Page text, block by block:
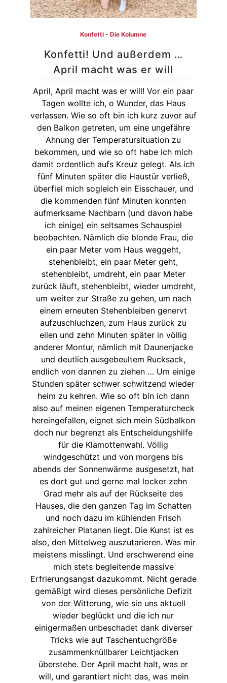
Konfetti - Die Kolumne
Konfetti! Und außerdem …
April macht was er will
April, April macht was er will! Vor ein paar
Tagen wollte ich, o Wunder, das Haus
verlassen. Wie so oft bin ich kurz zuvor auf
den Balkon getreten, um eine ungefähre
Ahnung der Temperatursituation zu
bekommen, und wie so oft habe ich mich
damit ordentlich aufs Kreuz gelegt. Als ich
fünf Minuten später die Haustür verließ,
überfiel mich sogleich ein Eisschauer, und
die kommenden fünf Minuten konnten
aufmerksame Nachbarn (und davon habe
ich einige) ein seltsames Schauspiel
beobachten. Nämlich die blonde Frau, die
ein paar Meter vom Haus weggeht,
stehenbleibt, ein paar Meter geht,
stehenbleibt, umdreht, ein paar Meter
zurück läuft, stehenbleibt, wieder umdreht,
um weiter zur Straße zu gehen, um nach
einem erneuten Stehenbleiben genervt
aufzuschluchzen, zum Haus zurück zu
eilen und zehn Minuten später in völlig
anderer Montur, nämlich mit Daunenjacke
und deutlich ausgebeultem Rucksack,
endlich von dannen zu ziehen … Um einige
Stunden später schwer schwitzend wieder
heim zu kehren. Wie so oft bin ich dann
also auf meinen eigenen Temperaturcheck
hereingefallen, eignet sich mein Südbalkon
doch nur begrenzt als Entscheidungshilfe
für die Klamottenwahl. Völlig
windgeschützt und von morgens bis
abends der Sonnenwärme ausgesetzt, hat
es dort gut und gerne mal locker zehn
Grad mehr als auf der Rückseite des
Hauses, die den ganzen Tag im Schatten
und noch dazu im kühlenden Frisch
zahlreicher Platanen liegt. Die Kunst ist es
also, den Mittelweg auszutarieren. Was mir
meistens misslingt. Und erschwerend eine
mich stets begleitende massive
Erfrierungsangst dazukommt. Nicht gerade
gemäßigt wird dieses persönliche Defizit
von der Witterung, wie sie uns aktuell
wieder beglückt und die ich nur
einigermaßen unbeschadet dank diverser
Tricks wie auf Taschentuchgröße
zusammenknüllbarer Leichtjacken
überstehe. Der April macht halt, was er
will, und garantiert nicht das, was mein